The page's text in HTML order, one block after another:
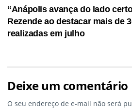
“Anápolis avança do lado
Rezende ao destacar mais de
realizadas em julho
Deixe um comentário
O seu endereço de e-mail não será